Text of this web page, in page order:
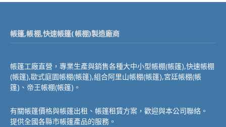
帳篷,帳棚,快速帳篷(帳棚)製造廠商
帳篷工廠直營，專業生產與銷售各種大中小型帳棚(帳篷),快速帳棚
(帳篷),歐式庭園帳棚(帳篷),組合阿里山帳棚(帳篷),宮廷帳棚(帳
篷)、帝王帳棚(帳篷)。
有關帳篷價格與帳篷出租、帳篷租賃方案，歡迎與本公司聯絡。
提供全國各縣市帳篷產品的服務。